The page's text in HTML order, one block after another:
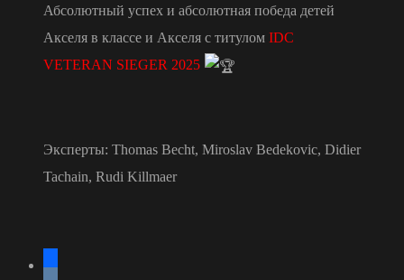
Абсолютный успех и абсолютная победа детей
Акселя в классе и Акселя с титулом IDC
VETERAN SIEGER 2025
Эксперты: Thomas Becht, Miroslav Bedekovic, Didier
Tachain, Rudi Killmaer